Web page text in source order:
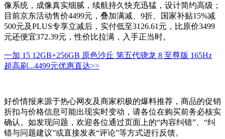
像系统，成像真实细腻，续航持久快充迅猛，设计简约高级；
目前京东活动售价4499元，叠加满减、9折、国家补贴15%减
500元及PLUS专享立减后，实付低至3126.61元，比原价3499
元还便宜372.39元，性价比拉满，入手正当时。
一加 15 12GB+256GB 原色沙丘 第五代骁龙 8 至尊版 165Hz
超高刷...4499元优惠直达>>
好价情报来源于热心网友及商家积极的爆料推荐，商品的促销
折扣与价格信息可能出现实时变动，请各位在购买前务必核实
确认。如发现问题，欢迎各位通过页面上的“内容纠错”、“纠
错与问题建议”或直接发表“评论”等方式进行反馈。